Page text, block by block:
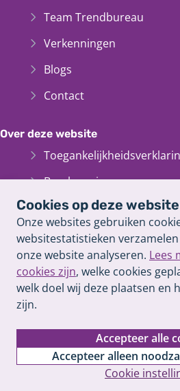
Cookies op deze website
Onze websites gebruiken
websitestatistieken
onze website analyseren. Lees
cookies zijn, welke cookies
welk doel wij deze plaatsen en
zijn.
Accepteer alle
Accepteer alleen
Cookie
Team Trendbureau
Verkenningen
Blogs
Contact
Over deze website
Bescherming
Informatiebeveiliging
Cookieverklaring
Proclaimer
Archief van dezewebsite